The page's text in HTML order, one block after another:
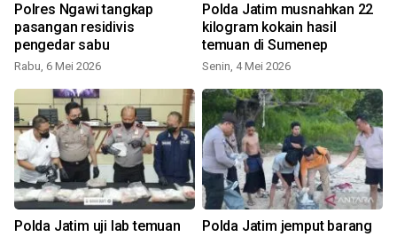
Polres Ngawi tangkap
pasangan residivis
pengedar sabu
Rabu, 6 Mei 2026
Polda Jatim musnahkan 22
kilogram kokain hasil
temuan di Sumenep
Senin, 4 Mei 2026
Polda Jatim uji lab temuan
Polda Jatim jemput barang